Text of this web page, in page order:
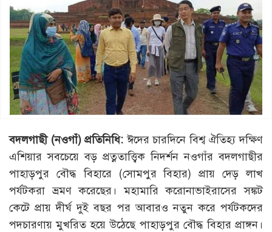
বদলগাছী (নওগাঁ) প্রতিনিধি: ঈদের চারদিনে বিশ্ব ঐতিহ্য দক্ষিণ
এশিয়ার সবচেয়ে বড় প্রত্নতাত্ত্বিক নিদর্শন নওগাঁর বদলগাছীর
পাহাড়পুর বৌদ্ধ বিহারে (সোমপুর বিহার) প্রায় দেড় লাখ
পর্যটকরা ভ্রমণ করেছের। মহামারি করোনাভাইরাসের সঙ্কট
কেটে প্রায় দীর্ঘ দুই বছর পর আবারও নতুন করে পর্যটকদের
পদচারণায় মুখরিত হয়ে উঠেছে পাহাড়পুর বৌদ্ধ বিহার প্রাঙ্গন।